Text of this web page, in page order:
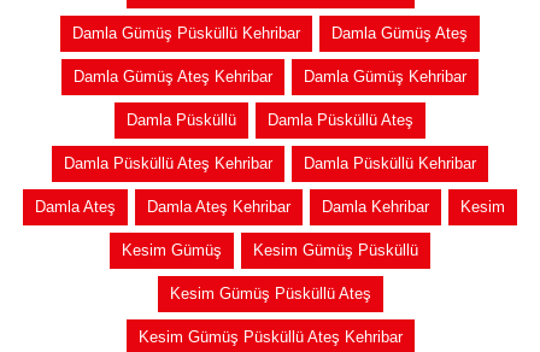
Damla Gümüş Püsküllü Kehribar Damla Gümüş Ateş
Damla Gümüş Ateş Kehribar Damla Gümüş Kehribar
Damla Püsküllü Damla Püsküllü Ateş
Damla Püsküllü Ateş Kehribar Damla Püsküllü Kehribar
Damla Ateş Damla Ateş Kehribar Damla Kehribar Kesim
Kesim Gümüş Kesim Gümüş Püsküllü
Kesim Gümüş Püsküllü Ateş
Kesim Gümüş Püsküllü Ateş Kehribar